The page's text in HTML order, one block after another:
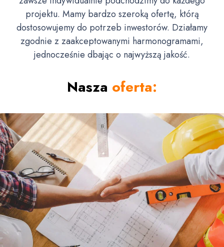
projektu. Mamy bardzo szeroką ofertę, którą
dostosowujemy do potrzeb inwestorów. Działamy
zgodnie z zaakceptowanymi harmonogramami,
jednocześnie dbając o najwyższą jakość.
Nasza oferta: